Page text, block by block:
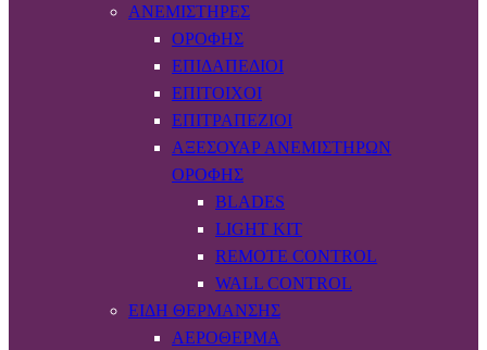
ΑΝΕΜΙΣΤΉΡΕΣ
ΟΡΟΦΉΣ
ΕΠΙΔΑΠΈΔΙΟΙ
ΕΠΊΤΟΙΧΟΙ
ΕΠΙΤΡΑΠΈΖΙΟΙ
ΑΞΕΣΟΥΆΡ ΑΝΕΜΙΣΤΉΡΩΝ
ΟΡΟΦΉΣ
BLADES
LIGHT KIT
REMOTE CONTROL
WALL CONTROL
ΕΊΔΗ ΘΈΡΜΑΝΣΗΣ
ΑΕΡΌΘΕΡΜΑ